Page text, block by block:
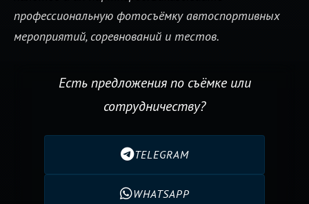
профессиональную фотосъёмку автоспортивных
мероприятий, соревнований и тестов.
Есть предложения по съёмке или
сотрудничеству?
TELEGRAM
WHATSAPP